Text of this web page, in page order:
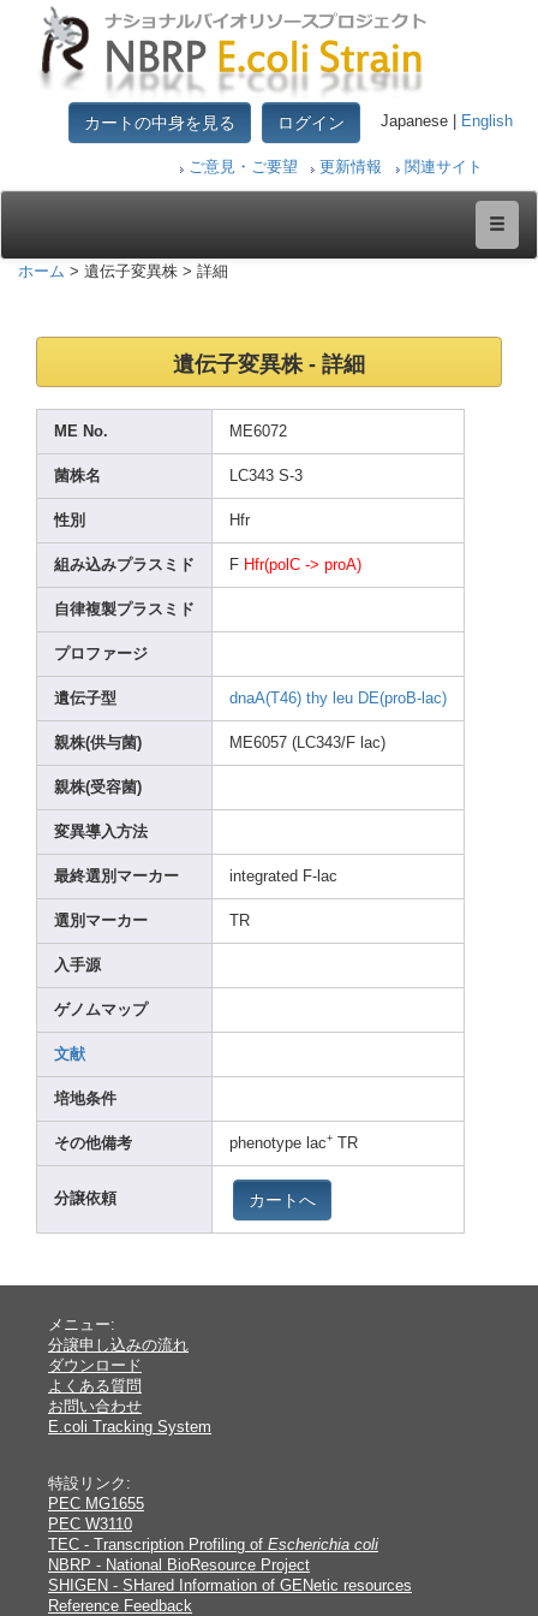
カートの中身を見る ログイン Japanese | English
ご意見・ご要望 更新情報 関連サイト
ホーム > 遺伝子変異株 > 詳細
遺伝子変異株 - 詳細
ME No. ME6072
菌株名 LC343 S-3
性別 Hfr
組み込みプラスミド F Hfr(polC -> proA)
自律複製プラスミド
プロファージ
遺伝子型 dnaA( T46) thy leu DE(proB-lac)
親株(供与菌) ME6057 (LC343/F lac)
親株(受容菌)
変異導入方法
最終選別マーカー integrated F-lac
選別マーカー TR
入手源
ゲノムマップ
文献
培地条件
その他備考 phenotype lac+ TR
分譲依頼 カートへ
メニュー:
分譲申し込みの流れ
ダウンロード
よくある質問
お問い合わせ
E.coli Tracking System
特設リンク:
PEC MG1655
PEC W3110
TEC - Transcription Profiling of Escherichia coli
NBRP - National BioResource Project
SHIGEN - SHared Information of GENetic resources
Reference Feedback